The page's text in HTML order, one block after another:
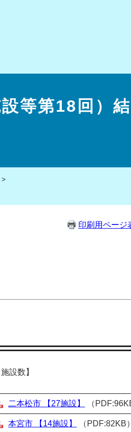
等第18回）
>
印刷用ページ
設数】
二本松市 【27施設】 （
本宮市 【14施設】 （PDF:82KB）